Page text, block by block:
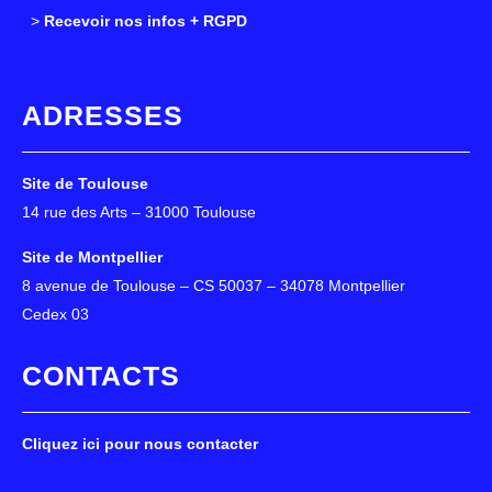
> Recevoir nos infos + RGPD
ADRESSES
Site de Toulouse
14 rue des Arts – 31000 Toulouse
Site de Montpellier
8 avenue de Toulouse – CS 50037 – 34078 Montpellier
Cedex 03
CONTACTS
Cliquez ici pour nous contacter